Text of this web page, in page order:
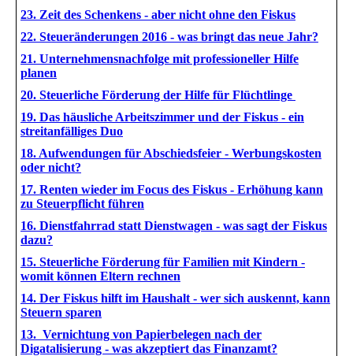
23. Zeit des Schenkens - aber nicht ohne den Fiskus
22. Steueränderungen 2016 - was bringt das neue Jahr?
21. Unternehmensnachfolge mit professioneller Hilfe
planen
20. Steuerliche Förderung der Hilfe für Flüchtlinge
19. Das häusliche Arbeitszimmer und der Fiskus - ein
streitanfälliges Duo
18. Aufwendungen für Abschiedsfeier - Werbungskosten
oder nicht?
17. Renten wieder im Focus des Fiskus - Erhöhung kann
zu Steuerpflicht führen
16. Dienstfahrrad statt Dienstwagen - was sagt der Fiskus
dazu?
15. Steuerliche Förderung für Familien mit Kindern -
womit können Eltern rechnen
14. Der Fiskus hilft im Haushalt - wer sich auskennt, kann
Steuern sparen
13. Vernichtung von Papierbelegen nach der
Digatalisierung - was akzeptiert das Finanzamt?